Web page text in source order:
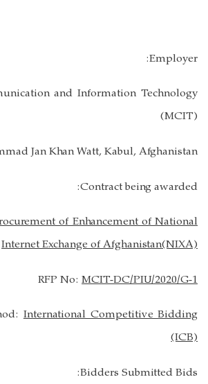
Employer:
and Information Technology
(MCIT)
Jan Khan Watt, Kabul, Afghanistan
Contract being awarded:
of Enhancement of National
Internet Exchange of Afghanistan(NIXA)
RFP No:MCIT-DC/PIU/2020/G-1
International Competitive Bidding
(ICB)
Bidders Submitted Bids: